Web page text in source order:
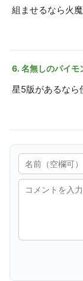
組ませるなら火
6. 名無しのパイモ
星5版があるなら